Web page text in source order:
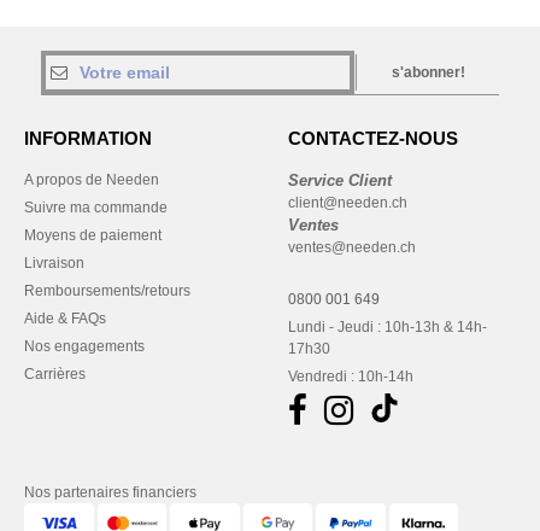
s'abonner!
INFORMATION
A propos de Needen
Suivre ma commande
Moyens de paiement
Livraison
Remboursements/retours
Aide & FAQs
Nos engagements
Carrières
CONTACTEZ-NOUS
Service Client
client@needen.ch
Ventes
ventes@needen.ch
0800 001 649
Lundi - Jeudi : 10h-13h & 14h-
17h30
Vendredi : 10h-14h
Nos partenaires financiers